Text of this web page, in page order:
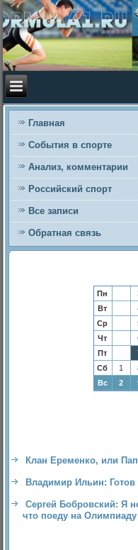
Главная
События в спорте
Анализ, комментарии
Российский спорт
Все записи
Обратная связь
Пн
Вт
Ср
Чт
Пт
Сб
1
Вс
2
Клан Еременко, или
Владимир Ильин: Готов
Сергей Бобровский: Я
что поеду на Олимпиаду